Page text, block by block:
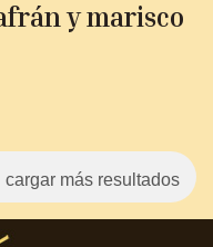
y marisco
cargar más resultados